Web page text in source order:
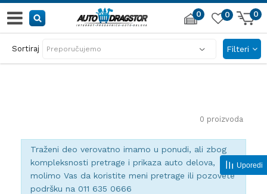
0 0
0
sve za automobil i garažu
Uporedi
Sortiraj Filteri
0 proizvoda
Traženi deo verovatno imamo u ponudi, ali zbog
kompleksnosti pretrage i prikaza auto delova,
molimo Vas da koristite meni pretrage ili pozovete
podršku na 011 635 0666